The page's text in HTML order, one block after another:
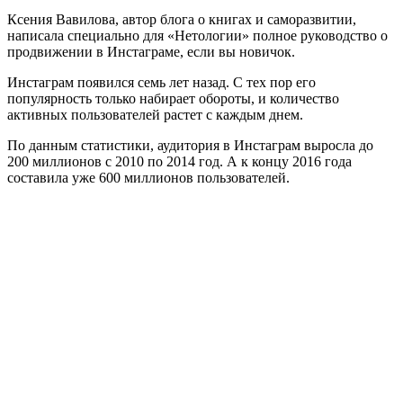
Ксения Вавилова, автор блога о книгах и саморазвитии,
написала специально для «Нетологии» полное руководство о
продвижении в Инстаграме, если вы новичок.
Инстаграм появился семь лет назад. С тех пор его
популярность только набирает обороты, и количество
активных пользователей растет с каждым днем.
По данным статистики, аудитория в Инстаграм выросла до
200 миллионов с 2010 по 2014 год. А к концу 2016 года
составила уже 600 миллионов пользователей.